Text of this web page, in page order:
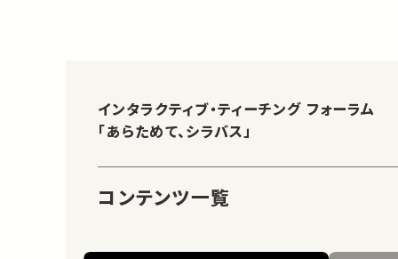
インタラクティブ・ティーチング フォーラム
「あらためて、シラバス」
コンテンツ一覧